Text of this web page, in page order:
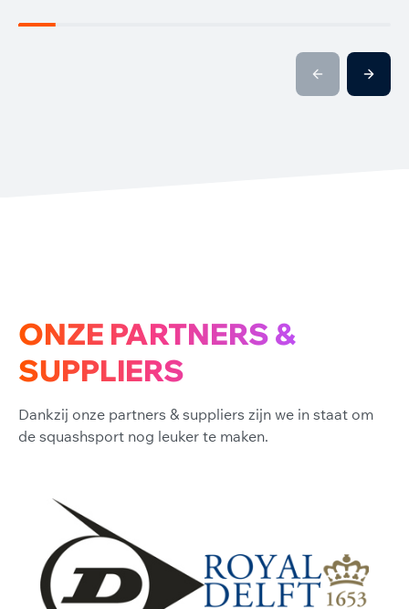
ONZE PARTNERS &
SUPPLIERS
Dankzij onze partners & suppliers zijn we in staat om
de squashsport nog leuker te maken.